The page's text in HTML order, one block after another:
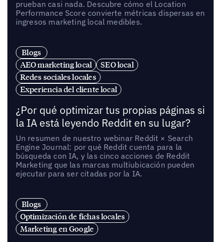
prueban casi nada. Descubre cómo el Location
Performance Score convierte métricas dispersas en
ingresos marketing local medibles.
Blogs
AEO marketing local
SEO local
Redes sociales locales
Experiencia del cliente local
¿Por qué optimizar tus propias páginas si
la IA está leyendo Reddit en su lugar?
Un resumen de nuestro webinar Reddit × Search
Engine Journal: por qué Reddit cuenta para la
búsqueda con IA, y las cinco acciones de Reddit
Marketing que las marcas multiubicación pueden
ejecutar para ser citadas por la IA.
Blogs
Optimización de fichas locales
Marketing en Google